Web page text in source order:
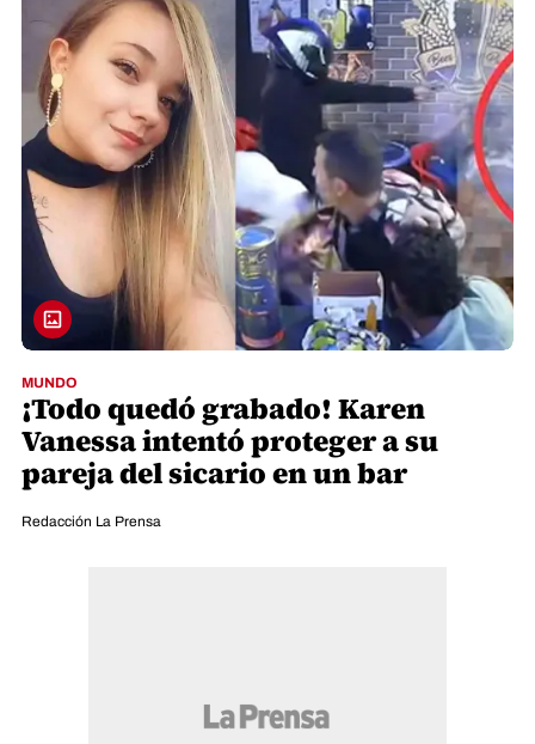
MUNDO
¡Todo quedó grabado! Karen
Vanessa intentó proteger a su
pareja del sicario en un bar
Redacción La Prensa